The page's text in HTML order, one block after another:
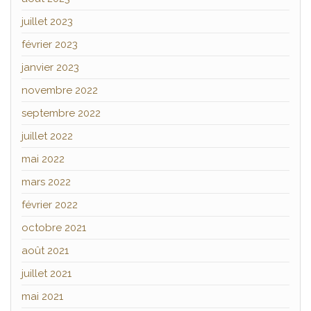
juillet 2023
février 2023
janvier 2023
novembre 2022
septembre 2022
juillet 2022
mai 2022
mars 2022
février 2022
octobre 2021
août 2021
juillet 2021
mai 2021